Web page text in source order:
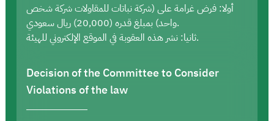
أولا: فرض غرامة على (شركة نباتات للمقاولات شركة شخص
واحد) بمبلغ قدره (20,000) ريال سعودي.
ثانيا: نشر هذه العقوبة في الموقع الإلكتروني للهيئة.
Decision of the Committee to Consider
Violations of the law